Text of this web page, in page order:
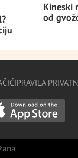
Kineski
od
PRAVILA